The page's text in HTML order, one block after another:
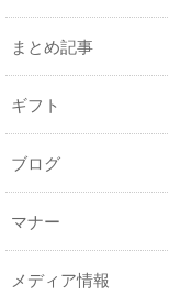
まとめ記事
ギフト
ブログ
マナー
メディア情報